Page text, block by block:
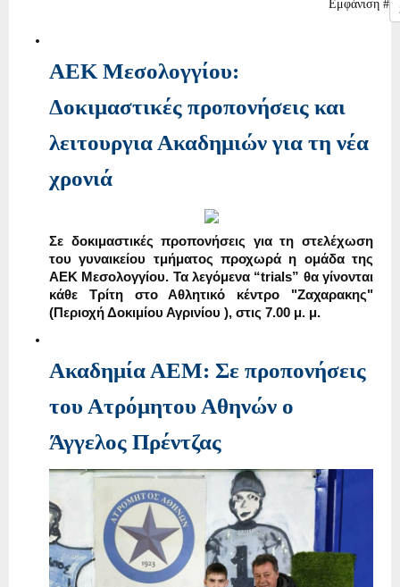
Εμφάνιση #
ΑΕΚ Μεσολογγίου:
Δοκιμαστικές προπονήσεις και
λειτουργια Ακαδημιών για τη νέα
χρονιά
Σε δοκιμαστικές προπονήσεις για τη στελέχωση
του γυναικείου τμήματος προχωρά η ομάδα της
ΑΕΚ Μεσολογγίου. Τα λεγόμενα “trials” θα γίνονται
κάθε Τρίτη στο Αθλητικό κέντρο "Ζαχαρακης"
(Περιοχή Δοκιμίου Αγρινίου ), στις 7.00 μ. μ.
Ακαδημία ΑΕΜ: Σε προπονήσεις
του Ατρόμητου Αθηνών ο
Άγγελος Πρέντζας